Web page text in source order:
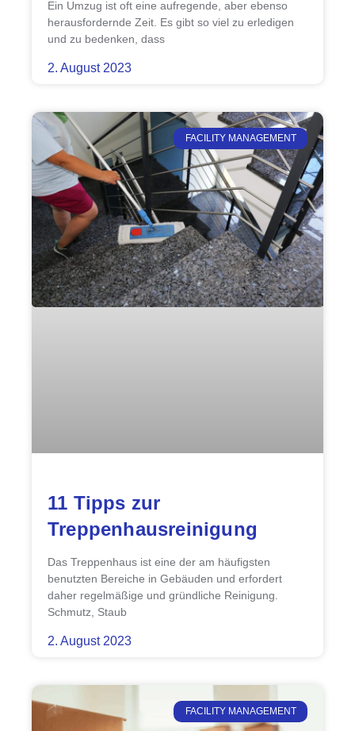
Ein Umzug ist oft eine aufregende, aber ebenso
herausfordernde Zeit. Es gibt so viel zu erledigen
und zu bedenken, dass
2. August 2023
FACILITY MANAGEMENT
11 Tipps zur
Treppenhausreinigung
Das Treppenhaus ist eine der am häufigsten
benutzten Bereiche in Gebäuden und erfordert
daher regelmäßige und gründliche Reinigung.
Schmutz, Staub
2. August 2023
FACILITY MANAGEMENT